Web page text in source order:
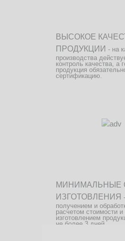
ВЫСОКОЕ
ПРОДУКЦИИ - на
производства
контроль качества, а
продукция
сертификацию.
МИНИМАЛЬНЫЕ
ИЗГОТОВЛЕНИЯ
получением и
расчетом стоимости
изготовлением
не более 3 дней.